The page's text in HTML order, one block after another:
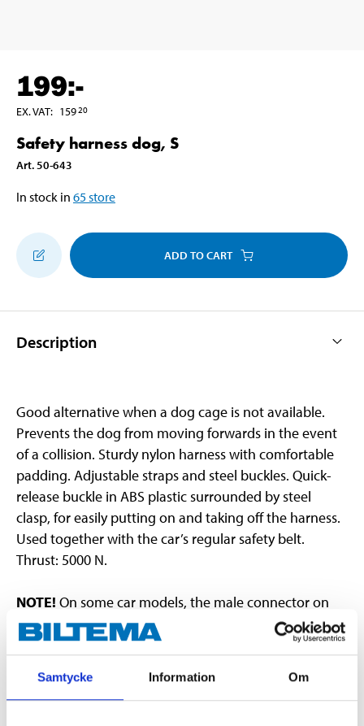
Samtycke Information Om
199:-
EX. VAT: 15920
Safety harness dog, S
Art. 50-643
In stock in 65store
ADD TO CART
Description
Good alternative when a dog cage is not available.
Prevents the dog from moving forwards in the event
of a collision. Sturdy nylon harness with comfortable
padding. Adjustable straps and steel buckles. Quick-
release buckle in ABS plastic surrounded by steel
clasp, for easily putting on and taking off the harness.
Used together with the car’s regular safety belt.
Thrust: 5000 N.
NOTE! On some car models, the male connector on
the harness must be inserted straight into the belt
lock, otherwise it may get stuck. However, it is quite
then pull it straight up and out.